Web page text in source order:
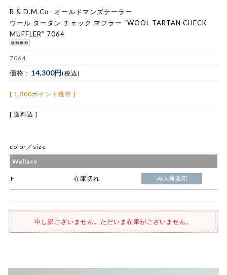
R & D.M.Co- オールドマンズテーラー
ウール タータン チェック マフラー “WOOL TARTAN CHECK
MUFFLER” 7064
7064
価格 : 14,300円(税込)
[ 1,300ポイント獲得 ]
[ 送料込 ]
color／size
Wallace
F 在庫切れ
申し訳ございません。ただいま在庫がございません。